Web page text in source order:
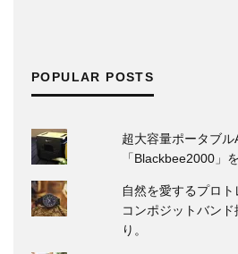
POPULAR POSTS
超大容量ポータブル
「Blackbee2000」
自然を愛するプロ
コンポジットバン
り。